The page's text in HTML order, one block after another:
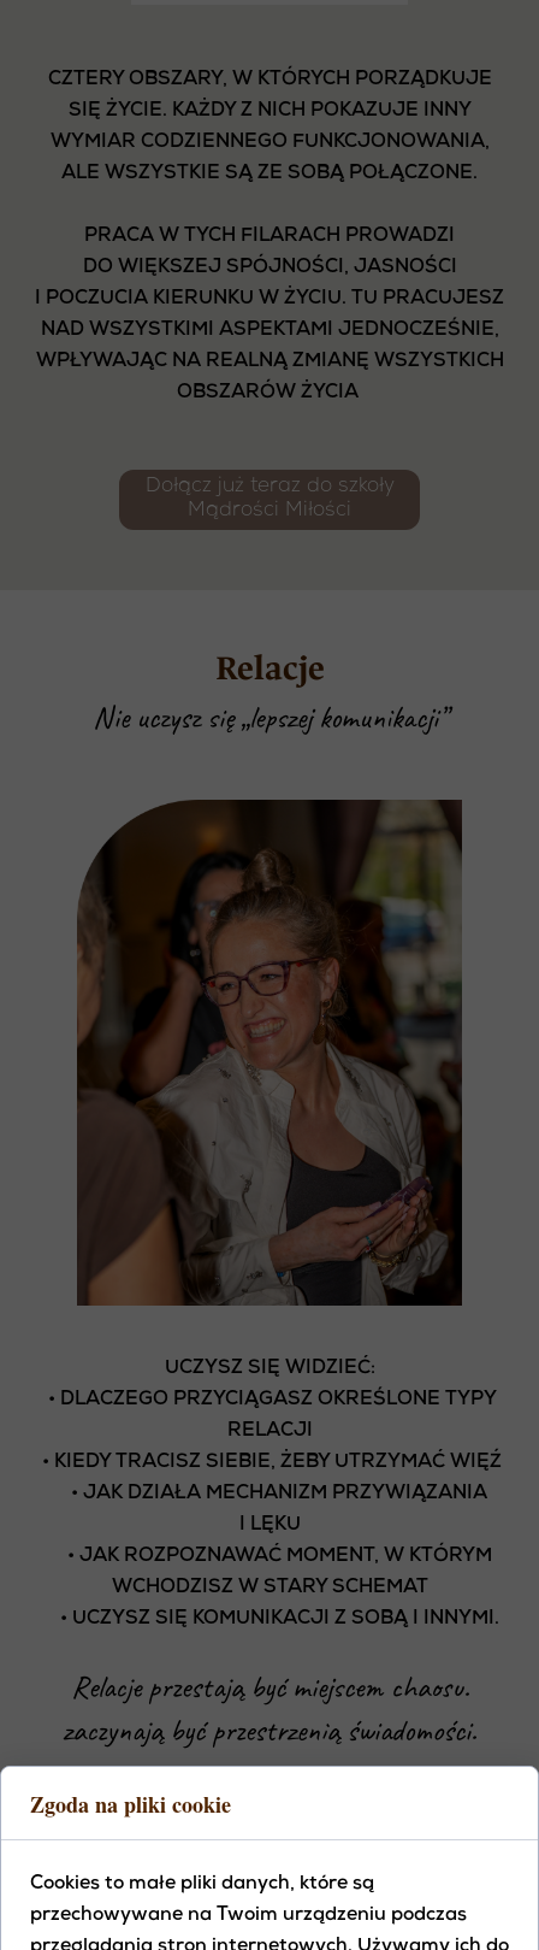
Dołącz już teraz do szkoły
Mądrości Miłości
CZTERY OBSZARY, W KTÓRYCH PORZĄDKUJE
SIĘ ŻYCIE. KAŻDY Z NICH POKAZUJE INNY
WYMIAR CODZIENNEGO FUNKCJONOWANIA,
ALE WSZYSTKIE SĄ ZE SOBĄ POŁĄCZONE.
PRACA W TYCH FILARACH PROWADZI
DO WIĘKSZEJ SPÓJNOŚCI, JASNOŚCI
I POCZUCIA KIERUNKU W ŻYCIU. TU PRACUJESZ
NAD WSZYSTKIMI ASPEKTAMI JEDNOCZEŚNIE,
WPŁYWAJĄC NA REALNĄ ZMIANĘ WSZYSTKICH
OBSZARÓW ŻYCIA
Relacje
Nie uczysz się „lepszej komunikacji”
Relacje przestają być miejscem chaosu.
zaczynają być przestrzenią świadomości.
UCZYSZ SIĘ WIDZIEĆ:
• DLACZEGO PRZYCIĄGASZ OKREŚLONE TYPY
RELACJI
• KIEDY TRACISZ SIEBIE, ŻEBY UTRZYMAĆ WIĘŹ
• JAK DZIAŁA MECHANIZM PRZYWIĄZANIA
I LĘKU
• JAK ROZPOZNAWAĆ MOMENT, W KTÓRYM
WCHODZISZ W STARY SCHEMAT
• UCZYSZ SIĘ KOMUNIKACJI Z SOBĄ I INNYMI.
Zgoda na pliki cookie
Cookies to małe pliki danych, które są
przechowywane na Twoim urządzeniu podczas